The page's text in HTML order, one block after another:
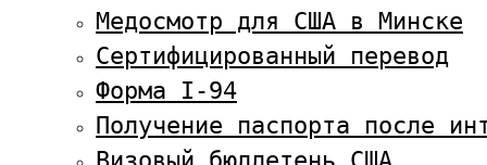
Медосмотр для США в Минске
Сертифицированный перевод
Форма I-94
Получение паспорта после